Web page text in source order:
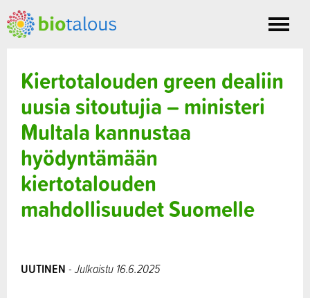
Toggle
Kiertotalouden green dealiin
uusia sitoutujia – ministeri
Multala kannustaa
hyödyntämään
kiertotalouden
mahdollisuudet Suomelle
UUTINEN - Julkaistu 16.6.2025